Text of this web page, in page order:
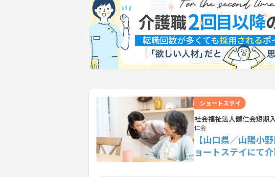
ショートステイ
社会福祉法人健仁会短期
仁会
【山口県／山陽小
ョートステイにて